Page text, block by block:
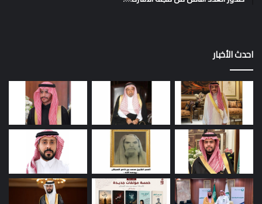
احدث الأخبار